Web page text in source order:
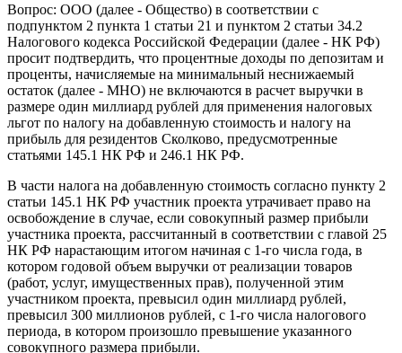
Вопрос: ООО (далее - Общество) в соответствии с
подпунктом 2 пункта 1 статьи 21 и пунктом 2 статьи 34.2
Налогового кодекса Российской Федерации (далее - НК РФ)
просит подтвердить, что процентные доходы по депозитам и
проценты, начисляемые на минимальный неснижаемый
остаток (далее - МНО) не включаются в расчет выручки в
размере один миллиард рублей для применения налоговых
льгот по налогу на добавленную стоимость и налогу на
прибыль для резидентов Сколково, предусмотренные
статьями 145.1 НК РФ и 246.1 НК РФ.
В части налога на добавленную стоимость согласно пункту 2
статьи 145.1 НК РФ участник проекта утрачивает право на
освобождение в случае, если совокупный размер прибыли
участника проекта, рассчитанный в соответствии с главой 25
НК РФ нарастающим итогом начиная с 1-го числа года, в
котором годовой объем выручки от реализации товаров
(работ, услуг, имущественных прав), полученной этим
участником проекта, превысил один миллиард рублей,
превысил 300 миллионов рублей, с 1-го числа налогового
периода, в котором произошло превышение указанного
совокупного размера прибыли.